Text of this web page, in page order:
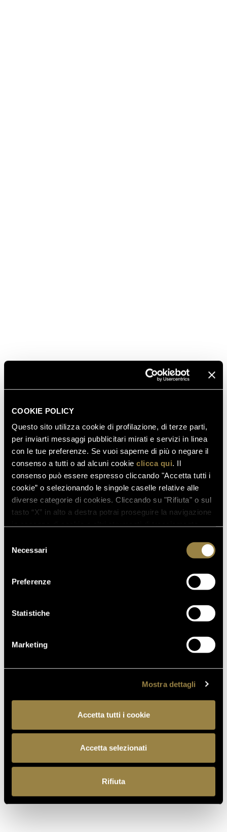
COOKIE POLICY
Questo sito utilizza cookie di profilazione, di terze parti,
per inviarti messaggi pubblicitari mirati e servizi in linea
con le tue preferenze. Se vuoi saperne di più o negare il
consenso a tutti o ad alcuni cookie clicca qui. Il
consenso può essere espresso cliccando "Accetta tutti i
cookie” o selezionando le singole caselle relative alle
diverse categorie di cookies. Cliccando su "Rifiuta" o sul
tasto “X” in alto a destra potrai proseguire la navigazione
delNecessari
Preferenze
Statistiche
Marketing
Mostra dettagli
Accetta tutti i cookie
Accetta selezionati
Rifiuta